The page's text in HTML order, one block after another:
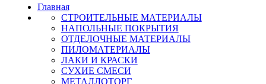
Главная
СТРОИТЕЛЬНЫЕ МАТЕРИАЛЫ
НАПОЛЬНЫЕ ПОКРЫТИЯ
ОТДЕЛОЧНЫЕ МАТЕРИАЛЫ
ПИЛОМАТЕРИАЛЫ
ЛАКИ И КРАСКИ
СУХИЕ СМЕСИ
МЕТАЛЛОТОРГ